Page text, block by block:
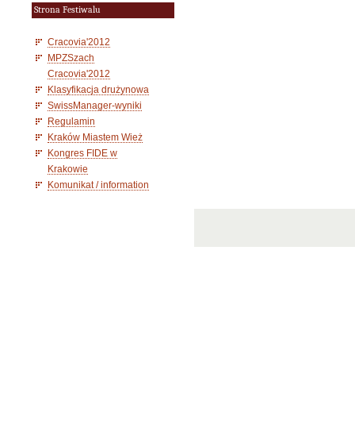
Strona Festiwalu
Cracovia'2012
MPZSzach
Cracovia'2012
Klasyfikacja drużynowa
SwissManager-wyniki
Regulamin
Kraków Miastem Wież
Kongres FIDE w
Krakowie
Komunikat / information